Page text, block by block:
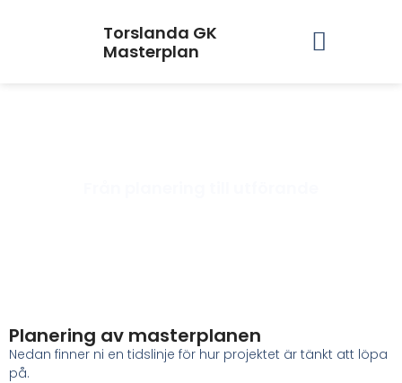
Torslanda GK
Masterplan
Planering av masterplanen
Nedan finner ni en tidslinje för hur projektet är tänkt att löpa
på.